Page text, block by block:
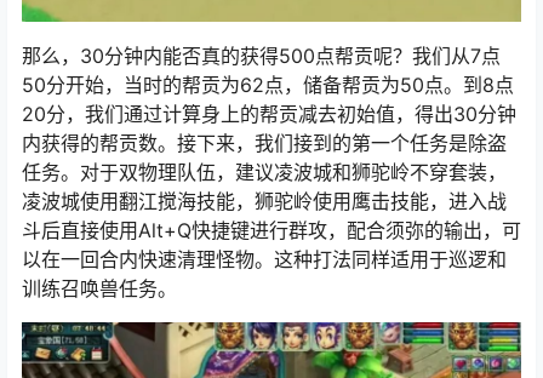
那么，30分钟内能否真的获得500点帮贡呢？我们从7点
50分开始，当时的帮贡为62点，储备帮贡为50点。到8点
20分，我们通过计算身上的帮贡减去初始值，得出30分钟
内获得的帮贡数。接下来，我们接到的第一个任务是除盗
任务。对于双物理队伍，建议凌波城和狮驼岭不穿套装，
凌波城使用翻江搅海技能，狮驼岭使用鹰击技能，进入战
斗后直接使用Alt+Q快捷键进行群攻，配合须弥的输出，可
以在一回合内快速清理怪物。这种打法同样适用于巡逻和
训练召唤兽任务。